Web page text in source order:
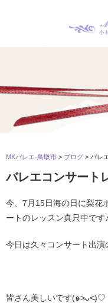
MKバレエ-鳥取市 > ブログ > バレ
バレエコンサート
今、7月15日海の日に梨花
ートのレッスン真只中です♪
今日は久々コンサート出演
皆さん美しいです(๑˃̵ᴗ˂̵)♡